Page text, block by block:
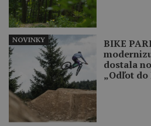
BIKE
dostala
„Odľot do
NOVINKY